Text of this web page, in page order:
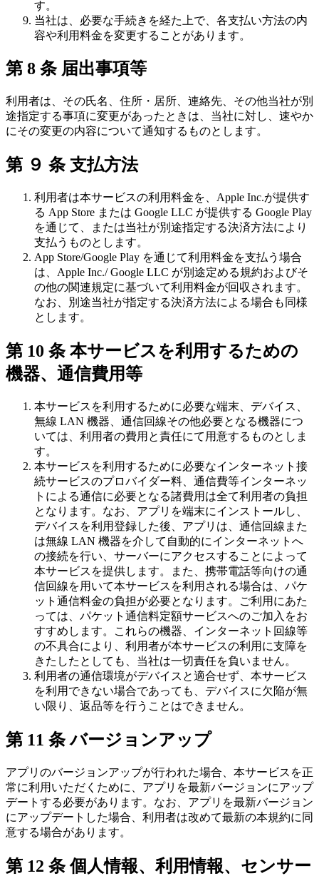
す。
当社は、必要な手続きを経た上で、各支払い方法の内
容や利用料金を変更することがあります。
第 8 条 届出事項等
利用者は、その氏名、住所・居所、連絡先、その他当社が別
途指定する事項に変更があったときは、当社に対し、速やか
にその変更の内容について通知するものとします。
第 ９ 条 支払方法
利用者は本サービスの利用料金を、Apple Inc.が提供す
る App Store または Google LLC が提供する Google Play
を通じて、または当社が別途指定する決済方法により
支払うものとします。
App Store/Google Play を通じて利用料金を支払う場合
は、Apple Inc./ Google LLC が別途定める規約およびそ
の他の関連規定に基づいて利用料金が回収されます。
なお、別途当社が指定する決済方法による場合も同様
とします。
第 10 条 本サービスを利用するための
機器、通信費用等
本サービスを利用するために必要な端末、デバイス、
無線 LAN 機器、通信回線その他必要となる機器につ
いては、利用者の費用と責任にて用意するものとしま
す。
本サービスを利用するために必要なインターネット接
続サービスのプロバイダー料、通信費等インターネッ
トによる通信に必要となる諸費用は全て利用者の負担
となります。なお、アプリを端末にインストールし、
デバイスを利用登録した後、アプリは、通信回線また
は無線 LAN 機器を介して自動的にインターネットへ
の接続を行い、サーバーにアクセスすることによって
本サービスを提供します。また、携帯電話等向けの通
信回線を用いて本サービスを利用される場合は、パケ
ット通信料金の負担が必要となります。ご利用にあた
っては、パケット通信料定額サービスへのご加入をお
すすめします。これらの機器、インターネット回線等
の不具合により、利用者が本サービスの利用に支障を
きたしたとしても、当社は一切責任を負いません。
利用者の通信環境がデバイスと適合せず、本サービス
を利用できない場合であっても、デバイスに欠陥が無
い限り、返品等を行うことはできません。
第 11 条 バージョンアップ
アプリのバージョンアップが行われた場合、本サービスを正
常に利用いただくために、アプリを最新バージョンにアップ
デートする必要があります。なお、アプリを最新バージョン
にアップデートした場合、利用者は改めて最新の本規約に同
意する場合があります。
第 12 条 個人情報、利用情報、センサー